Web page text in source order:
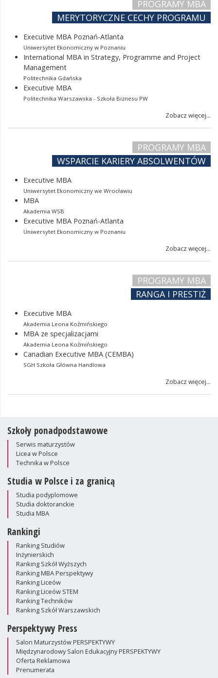
PROGRAMY MBA
MERYTORYCZNE CECHY PROGRAMU
Executive MBA Poznań-Atlanta
Uniwersytet Ekonomiczny w Poznaniu
International MBA in Strategy, Programme and Project
Management
Politechnika Gdańska
Executive MBA
Politechnika Warszawska - Szkoła Biznesu PW
Zobacz więcej...
PROGRAMY MBA
WSPARCIE KARIERY ABSOLWENTÓW
Executive MBA
Uniwersytet Ekonomiczny we Wrocławiu
MBA
Akademia WSB
Executive MBA Poznań-Atlanta
Uniwersytet Ekonomiczny w Poznaniu
Zobacz więcej...
PROGRAMY MBA
RANGA I PRESTIŻ
Executive MBA
Akademia Leona Koźmińskiego
MBA ze specjalizacjami
Akademia Leona Koźmińskiego
Canadian Executive MBA (CEMBA)
SGH Szkoła Główna Handlowa
Zobacz więcej...
Szkoły ponadpodstawowe
Serwis maturzystów
Licea w Polsce
Technika w Polsce
Studia w Polsce i za granicą
Studia podyplomowe
Studia doktoranckie
Studia MBA
Rankingi
Ranking Studiów
Inżynierskich
Ranking Szkół Wyższych
Ranking MBA Perspektywy
Ranking Liceów
Ranking Liceów STEM
Ranking Techników
Ranking Szkół Warszawskich
Perspektywy Press
Salon Maturzystów PERSPEKTYWY
Międzynarodowy Salon Edukacyjny PERSPEKTYWY
Oferta Reklamowa
Prenumerata